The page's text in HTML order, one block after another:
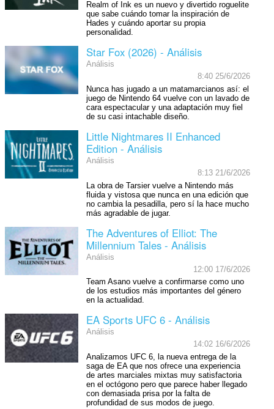
Realm of Ink es un nuevo y divertido roguelite
que sabe cuándo tomar la inspiración de
Hades y cuándo aportar su propia
personalidad.
Star Fox (2026) - Análisis
Análisis
8:40 25/6/2026
Nunca has jugado a un matamarcianos así: el
juego de Nintendo 64 vuelve con un lavado de
cara espectacular y una adaptación muy fiel
de su casi intachable diseño.
Little Nightmares II Enhanced
Edition - Análisis
Análisis
8:13 21/6/2026
La obra de Tarsier vuelve a Nintendo más
fluida y vistosa que nunca en una edición que
no cambia la pesadilla, pero sí la hace mucho
más agradable de jugar.
The Adventures of Elliot: The
Millennium Tales - Análisis
Análisis
12:00 17/6/2026
Team Asano vuelve a confirmarse como uno
de los estudios más importantes del género
en la actualidad.
EA Sports UFC 6 - Análisis
Análisis
14:02 16/6/2026
Analizamos UFC 6, la nueva entrega de la
saga de EA que nos ofrece una experiencia
de artes marciales mixtas muy satisfactoria
en el octógono pero que parece haber llegado
con demasiada prisa por la falta de
profundidad de sus modos de juego.